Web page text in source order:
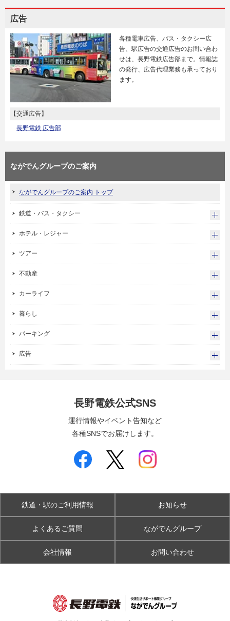
広告
各種電車広告、バス・タクシー広
告、駅広告の交通広告のお問い合わ
せは、長野電鉄広告部まで。情報誌
の発行、広告代理業務も承っており
ます。
【交通広告】
長野電鉄 広告部
ながでんグループのご案内
ながでんグループのご案内 トップ
鉄道・バス・タクシー
ホテル・レジャー
ツアー
不動産
カーライフ
暮らし
パーキング
広告
長野電鉄公式SNS
運行情報やイベント告知など
各種SNSでお届けします。
鉄道・駅のご利用情報 お知らせ
よくあるご質問 ながでんグループ
会社情報 お問い合わせ